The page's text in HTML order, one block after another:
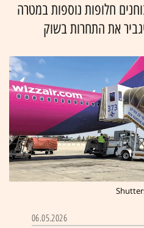
חלופות נוספות במטרה
את התחרות בשוק
06.05.2026